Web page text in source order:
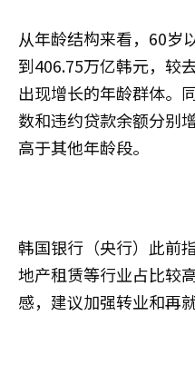
从年龄结构来看，60岁
到406.75万亿韩元，较
出现增长的年龄群体。
数和违约贷款余额分别
高于其他年龄段。
韩国银行（央行）此前
地产租赁等行业占比较
感，建议加强转业和再